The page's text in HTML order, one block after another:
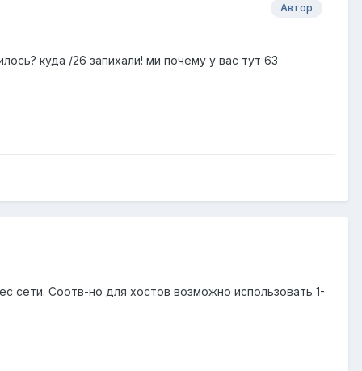
Автор
куда /26 запихали! ми почему у вас тут 63
сети. Соотв-но для хостов возможно использовать 1-